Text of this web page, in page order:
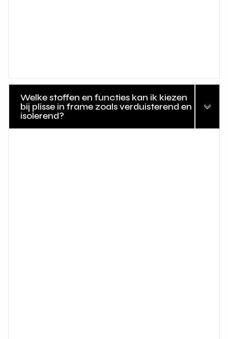
Welke stoffen en functies kan ik kiezen
bij plisse in frame zoals verduisterend en
isolerend?